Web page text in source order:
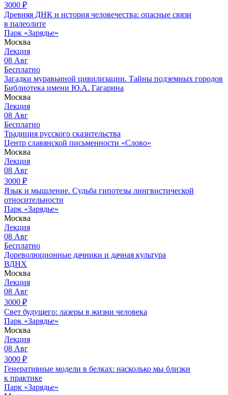
3000 ₽
Древняя ДНК и история человечества: опасные связи
в палеолите
Парк «Зарядье»
Москва
Лекция
08 Авг
Бесплатно
Загадки муравьиной цивилизации. Тайны подземных городов
Библиотека имени Ю.А. Гагарина
Москва
Лекция
08 Авг
Бесплатно
Традиция русского сказительства
Центр славянской письменности «Слово»
Москва
Лекция
08 Авг
3000 ₽
Язык и мышление. Судьба гипотезы лингвистической
относительности
Парк «Зарядье»
Москва
Лекция
08 Авг
Бесплатно
Дореволюционные дачники и дачная культура
ВДНХ
Москва
Лекция
08 Авг
3000 ₽
Свет будущего: лазеры в жизни человека
Парк «Зарядье»
Москва
Лекция
08 Авг
3000 ₽
Генеративные модели в белках: насколько мы близки
к практике
Парк «Зарядье»